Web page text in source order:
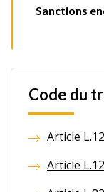
Sanctions
Code du
Article
Article